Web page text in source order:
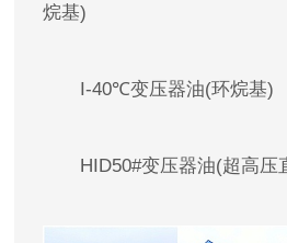
烷基)
I-40℃变压器油(环烷基)
HID50#变压器油(超高压